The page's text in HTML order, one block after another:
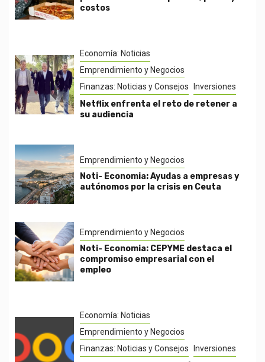
costos
Economía: Noticias
Emprendimiento y Negocios
Finanzas: Noticias y Consejos
Inversiones
Netflix enfrenta el reto de retener a
su audiencia
Emprendimiento y Negocios
Noti- Economia: Ayudas a empresas y
autónomos por la crisis en Ceuta
Emprendimiento y Negocios
Noti- Economia: CEPYME destaca el
compromiso empresarial con el
empleo
Economía: Noticias
Emprendimiento y Negocios
Finanzas: Noticias y Consejos
Inversiones